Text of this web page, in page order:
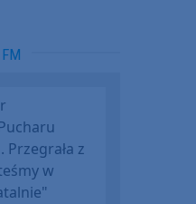
Przegrała z
w